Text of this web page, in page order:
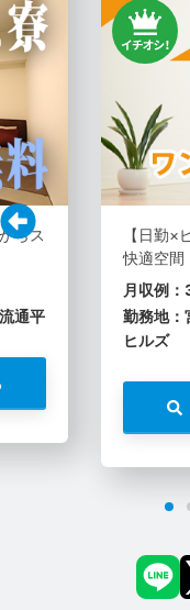
らス
通平
【日勤
快適空
月収例
勤務地：
ヒルズ